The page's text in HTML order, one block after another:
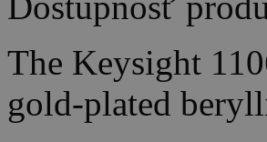
The Keysight
gold-plated